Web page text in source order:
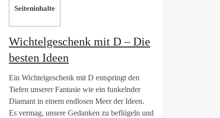
Seiteninhalte
Wichtelgeschenk mit D – Die
besten Ideen
Ein Wichtelgeschenk mit D entspringt den
Tiefen unserer Fantasie wie ein funkelnder
Diamant in einem endlosen Meer der Ideen.
Es vermag, unsere Gedanken zu beflügeln und